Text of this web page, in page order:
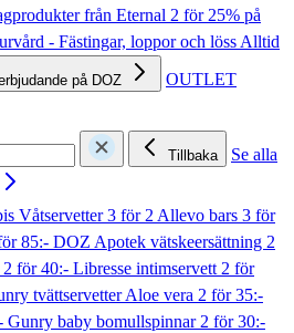
från Eternal 2 för 25% på
- Fästingar, loppor och lössAlltid
på DOZ OUTLET
Tillbaka
Se alla
Våtservetter3 för 2 Allevo bars 3 för
85:- DOZ Apotek vätskeersättning 2
2 för 40:- Libresse intimservett2 för
tvättservetter Aloe vera 2 för 35:-
Gunry baby bomullspinnar2 för 30:-